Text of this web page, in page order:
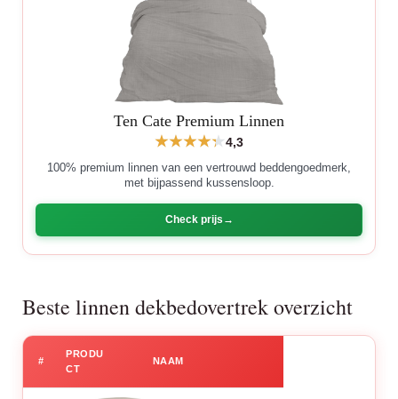
Ten Cate Premium Linnen
4,3
100% premium linnen van een vertrouwd beddengoedmerk,
met bijpassend kussensloop.
Check prijs
Beste linnen dekbedovertrek overzicht
#
PRODU
CT
NAAM